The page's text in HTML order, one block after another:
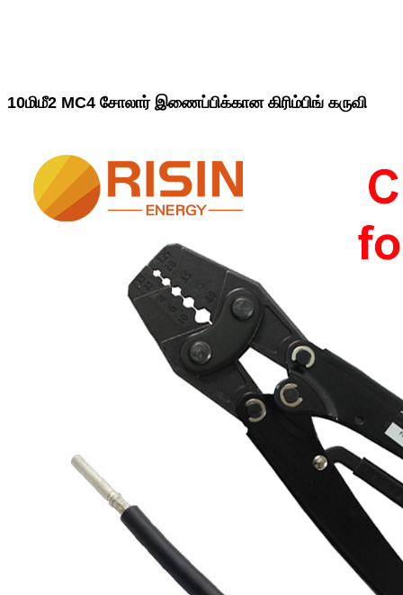
10மிமீ2 MC4 சோலார் இணைப்பிக்கான கிரிம்பிங் கருவி